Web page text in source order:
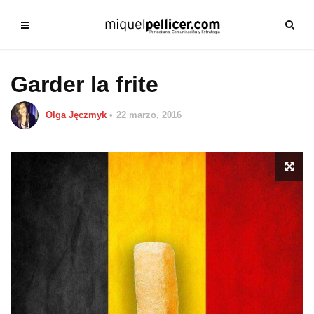
Garder la frite
Olga Jęczmyk 22 marzo, 2016